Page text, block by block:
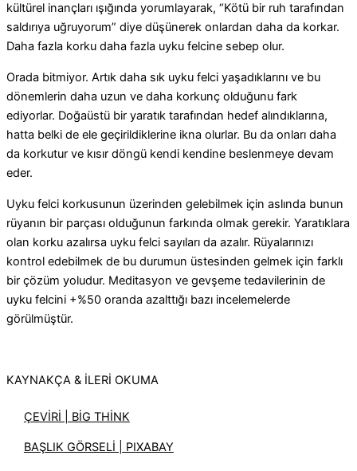
kültürel inançları ışığında yorumlayarak, “Kötü bir ruh tarafından
saldırıya uğruyorum” diye düşünerek onlardan daha da korkar.
Daha fazla korku daha fazla uyku felcine sebep olur.
Orada bitmiyor. Artık daha sık uyku felci yaşadıklarını ve bu
dönemlerin daha uzun ve daha korkunç olduğunu fark
ediyorlar. Doğaüstü bir yaratık tarafından hedef alındıklarına,
hatta belki de ele geçirildiklerine ikna olurlar. Bu da onları daha
da korkutur ve kısır döngü kendi kendine beslenmeye devam
eder.
Uyku felci korkusunun üzerinden gelebilmek için aslında bunun
rüyanın bir parçası olduğunun farkında olmak gerekir. Yaratıklara
olan korku azalırsa uyku felci sayıları da azalır. Rüyalarınızı
kontrol edebilmek de bu durumun üstesinden gelmek için farklı
bir çözüm yoludur. Meditasyon ve gevşeme tedavilerinin de
uyku felcini +%50 oranda azalttığı bazı incelemelerde
görülmüştür.
KAYNAKÇA & İLERİ OKUMA
ÇEVİRİ | BİG THİNK
BAŞLIK GÖRSELİ | PIXABAY